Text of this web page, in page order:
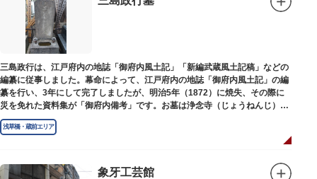
三島政行は、江戸府内の地誌「御府内風土記」「新編武蔵風土記稿」などの
編纂に従事しました。幕命によって、江戸府内の地誌「御府内風土記」の編
纂を行い、3年にして完了しましたが、明治5年（1872）に焼失、その際に
災を免れた資料集が「御府内備考」です。お墓は浄念寺（じょうねんじ）境
内にあります。
浅草橋・蔵前エリア
象牙工芸館